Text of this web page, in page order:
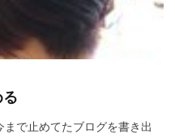
まで止めてたブログを書き出